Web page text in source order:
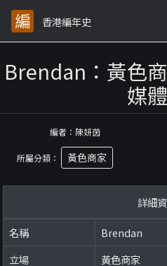
香港編年史
Brendan：黃色
媒體
編者：陳妍茵
所屬分類： 黃色商家
詳細
名稱
Brendan
立場
黃色商家